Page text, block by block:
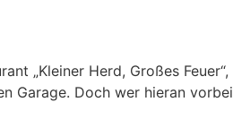
„Kleiner Herd, Großes
Garage. Doch wer hieran